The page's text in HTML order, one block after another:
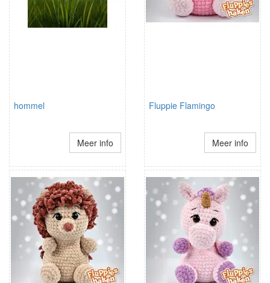
hommel
Meer info
Fluppie Flamingo
Meer info